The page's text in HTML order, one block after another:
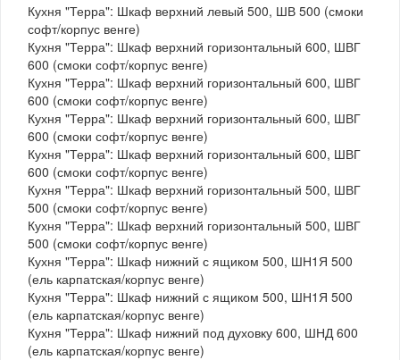
Кухня "Терра": Шкаф верхний левый 500, ШВ 500 (смоки
софт/корпус венге)
Кухня "Терра": Шкаф верхний горизонтальный 600, ШВГ
600 (смоки софт/корпус венге)
Кухня "Терра": Шкаф верхний горизонтальный 600, ШВГ
600 (смоки софт/корпус венге)
Кухня "Терра": Шкаф верхний горизонтальный 600, ШВГ
600 (смоки софт/корпус венге)
Кухня "Терра": Шкаф верхний горизонтальный 600, ШВГ
600 (смоки софт/корпус венге)
Кухня "Терра": Шкаф верхний горизонтальный 500, ШВГ
500 (смоки софт/корпус венге)
Кухня "Терра": Шкаф верхний горизонтальный 500, ШВГ
500 (смоки софт/корпус венге)
Кухня "Терра": Шкаф нижний с ящиком 500, ШН1Я 500
(ель карпатская/корпус венге)
Кухня "Терра": Шкаф нижний с ящиком 500, ШН1Я 500
(ель карпатская/корпус венге)
Кухня "Терра": Шкаф нижний под духовку 600, ШНД 600
(ель карпатская/корпус венге)